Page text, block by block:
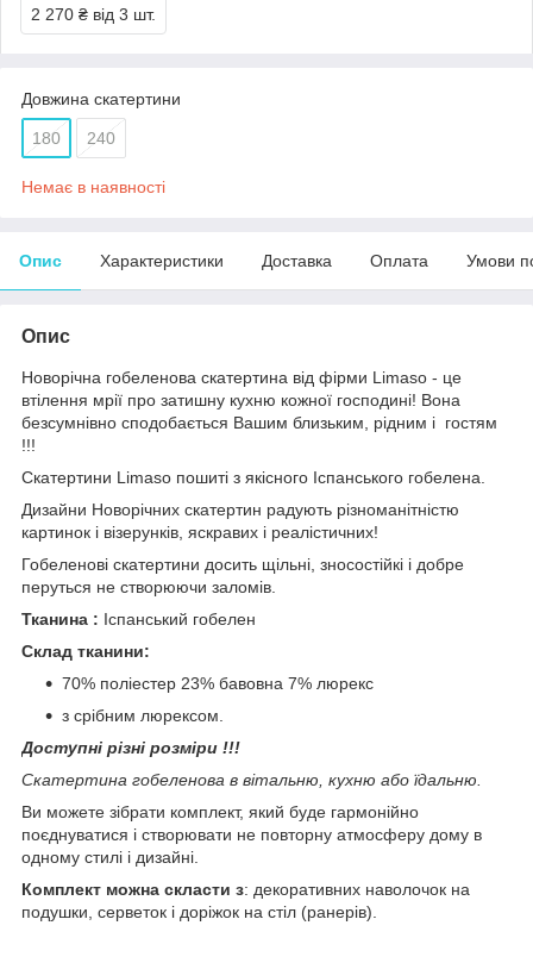
2 270 ₴ від 3 шт.
Довжина скатертини
180 240
Немає в наявності
Опис Характеристики Доставка Оплата Умови
Опис
Новорічна гобеленова скатертина від фірми Limaso - це
втілення мрії про затишну кухню кожної господині! Вона
безсумнівно сподобається Вашим близьким, рідним і гостям
!!!
Скатертини Limaso пошиті з якісного Іспанського гобелена.
Дизайни Новорічних скатертин радують різноманітністю
картинок і візерунків, яскравих і реалістичних!
Гобеленові скатертини досить щільні, зносостійкі і добре
перуться не створюючи заломів.
Тканина : Іспанський гобелен
Склад тканини:
70% поліестер 23% бавовна 7% люрекс
з срібним люрексом.
Доступні різні розміри !!!
Скатертина гобеленова в вітальню, кухню або їдальню.
Ви можете зібрати комплект, який буде гармонійно
поєднуватися і створювати не повторну атмосферу дому в
одному стилі і дизайні.
Комплект можна скласти з: декоративних наволочок на
подушки, серветок і доріжок на стіл (ранерів).